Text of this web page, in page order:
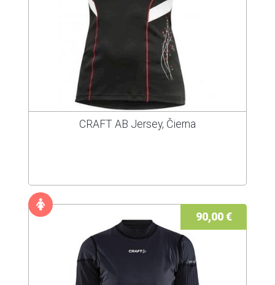
CRAFT AB Jersey, Čierna
90,00 €